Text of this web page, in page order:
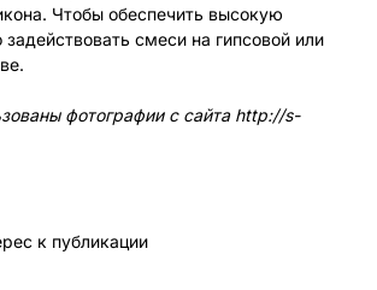
Чтобы обеспечить высокую
смеси на гипсовой или
фотографии с сайта http://s-
к публикации